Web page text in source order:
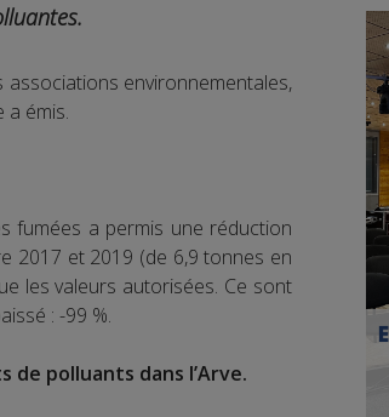
associations environnementales,
a émis.
fumées a permis une réduction
2017 et 2019 (de 6,9 tonnes en
les valeurs autorisées. Ce sont
: -99 %.
polluants dans l’Arve.